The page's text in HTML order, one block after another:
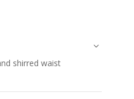
shirred waist